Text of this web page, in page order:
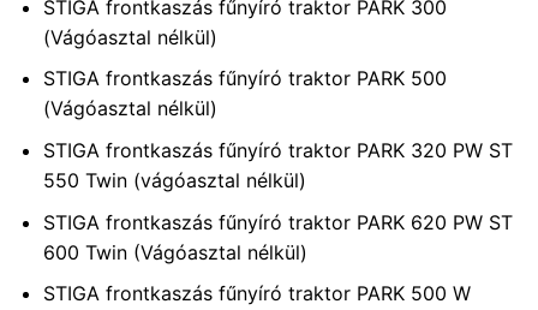
STIGA frontkaszás fűnyíró traktor PARK 300
(Vágóasztal nélkül)
STIGA frontkaszás fűnyíró traktor PARK 500
(Vágóasztal nélkül)
STIGA frontkaszás fűnyíró traktor PARK 320 PW ST
550 Twin (vágóasztal nélkül)
STIGA frontkaszás fűnyíró traktor PARK 620 PW ST
600 Twin (Vágóasztal nélkül)
STIGA frontkaszás fűnyíró traktor PARK 500 W